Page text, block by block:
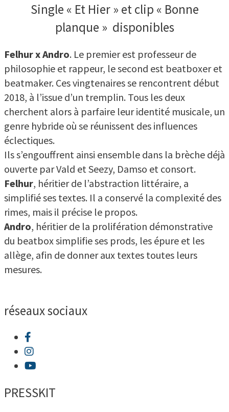
Single « Et Hier » et clip « Bonne
planque » disponibles
Felhur x Andro. Le premier est professeur de
philosophie et rappeur, le second est beatboxer et
beatmaker. Ces vingtenaires se rencontrent début
2018, à l’issue d’un tremplin. Tous les deux
cherchent alors à parfaire leur identité musicale, un
genre hybride où se réunissent des influences
éclectiques.
Ils s’engouffrent ainsi ensemble dans la brèche déjà
ouverte par Vald et Seezy, Damso et consort.
Felhur, héritier de l’abstraction littéraire, a
simplifié ses textes. Il a conservé la complexité des
rimes, mais il précise le propos.
Andro, héritier de la prolifération démonstrative
du beatbox simplifie ses prods, les épure et les
allège, afin de donner aux textes toutes leurs
mesures.
réseaux sociaux
PRESSKIT